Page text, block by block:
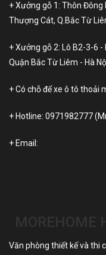
+ Xưởng gỗ 1: Thôn
Thượng Cát, Q.Bắc Từ
+ Xưởng gỗ 2: Lô B2-3-6
Quận Bắc Từ Liêm - Hà
+ Có chỗ để xe ô tô thoải
+ Hotline: 0971982777
+ Email:
Văn phòng thiết kế và thi